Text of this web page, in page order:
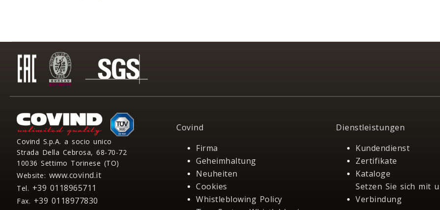
Covind S.p.A. a socio unico
Strada Della Cebrosa, 68-70-72
10036 Settimo Torinese (TO)
Website: www.covind.it
Tel. +39 0118965711
Fax. +39 0118977830
Covind
Firma
Geheimhaltung
Neuheiten
Cookies
Whistleblowing Policy
Dienstleistungen
Kundendienst
Zertifikate
Kataloge
Setzen Sie sich mit
Verbindung